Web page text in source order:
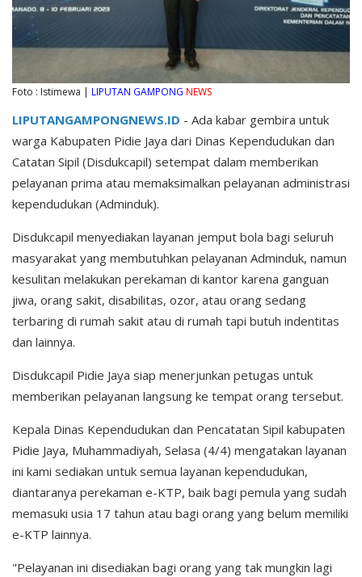
Foto : Istimewa | LIPUTAN GAMPONG NEWS
LIPUTANGAMPONGNEWS.ID - Ada kabar gembira untuk
warga Kabupaten Pidie Jaya dari Dinas Kependudukan dan
Catatan Sipil (Disdukcapil) setempat dalam memberikan
pelayanan prima atau memaksimalkan pelayanan administrasi
kependudukan (Adminduk).
Disdukcapil menyediakan layanan jemput bola bagi seluruh
masyarakat yang membutuhkan pelayanan Adminduk, namun
kesulitan melakukan perekaman di kantor karena ganguan
jiwa, orang sakit, disabilitas, ozor, atau orang sedang
terbaring di rumah sakit atau di rumah tapi butuh indentitas
dan lainnya.
Disdukcapil Pidie Jaya siap menerjunkan petugas untuk
memberikan pelayanan langsung ke tempat orang tersebut.
Kepala Dinas Kependudukan dan Pencatatan Sipil kabupaten
Pidie Jaya, Muhammadiyah, Selasa (4/4) mengatakan layanan
ini kami sediakan untuk semua layanan kependudukan,
diantaranya perekaman e-KTP, baik bagi pemula yang sudah
memasuki usia 17 tahun atau bagi orang yang belum memiliki
e-KTP lainnya.
"Pelayanan ini disediakan bagi orang yang tak mungkin lagi